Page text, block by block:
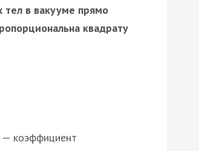
тел в вакууме прямо
квадрату
— коэффициент